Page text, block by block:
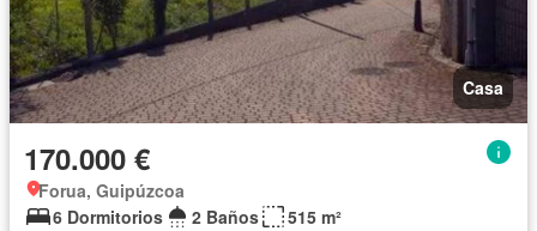
Casa
170.000 €
Forua, Guipúzcoa
6 Dormitorios
2 Baños 515 m²